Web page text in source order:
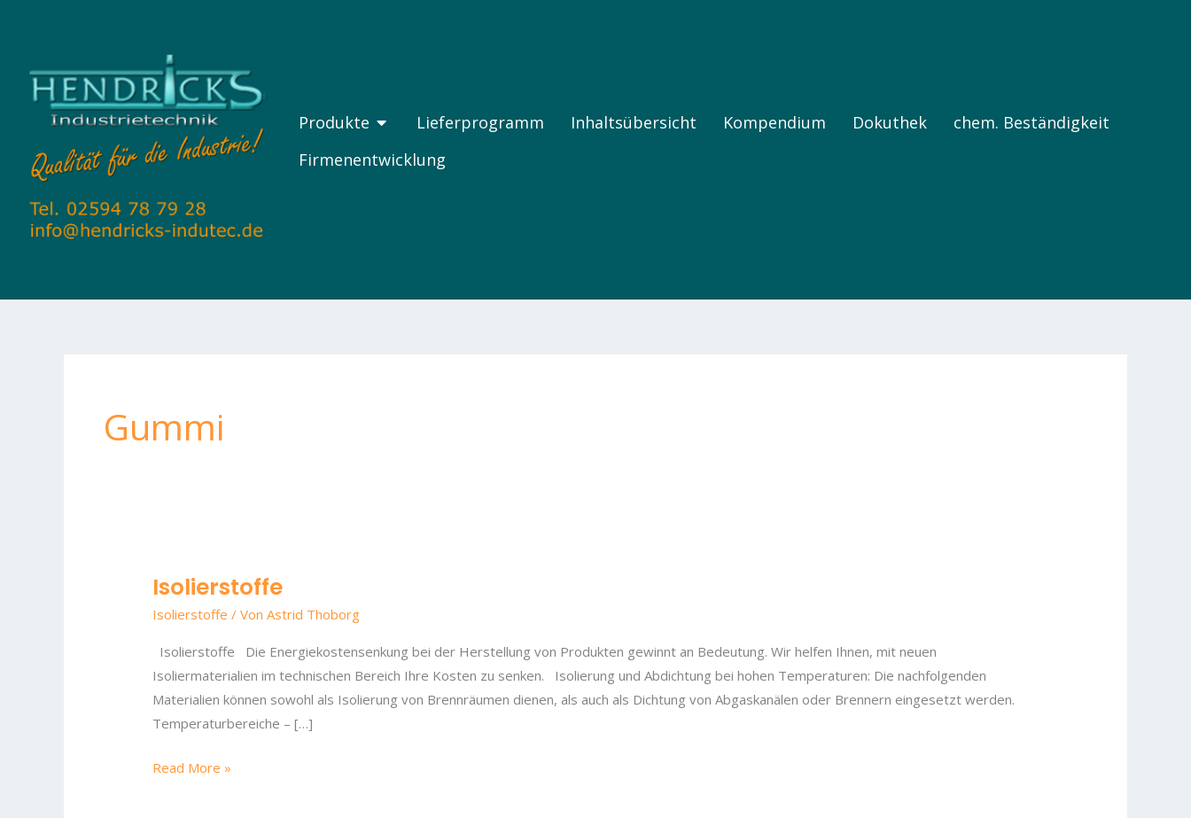
Produkte ÖFFNE PRODUKTE
Lieferprogramm Inhaltsübersicht Kompendium Dokuthek
chem. Beständigkeit
Firmenentwicklung
Gummi
Isolierstoffe
Isolierstoffe / VonAstrid Thoborg
Isolierstoffe Die Energiekostensenkung bei der Herstellung von Produkten gewinnt an Bedeutung. Wir helfen Ihnen, mit neuen
Isoliermaterialien im technischen Bereich Ihre Kosten zu senken. Isolierung und Abdichtung bei hohen Temperaturen: Die nachfolgenden
Materialien können sowohl als Isolierung von Brennräumen dienen, als auch als Dichtung von Abgaskanälen oder Brennern eingesetzt werden.
Temperaturbereiche – […]
Isolierstoffe
Read More »